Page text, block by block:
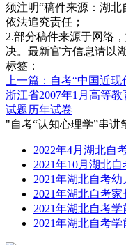
须注明“稿件来源：湖北
依法追究责任；
2.部分稿件来源于网络
决。最新官方信息请以
标签：
上一篇：自考“中国近
浙江省2007年1月高等
试题历年试卷
"自考“认知心理学”串
2022年4月湖北自
2021年10月湖北
2021年湖北自考
2021年湖北自考
2021年湖北自考
2021年湖北自考